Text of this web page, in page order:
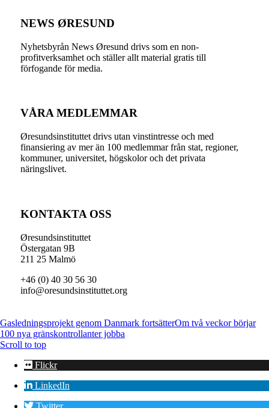
NEWS ØRESUND
Nyhetsbyrån News Øresund drivs som en non-
profitverksamhet och ställer allt material gratis till
förfogande för media.
VÅRA MEDLEMMAR
Øresundsinstituttet drivs utan vinst­intresse och med
finansiering av mer än 100 medlemmar från stat, regioner,
kommuner, universitet, högskolor och det privata
näringslivet.
KONTAKTA OSS
Øresundsinstituttet
Östergatan 9B
211 25 Malmö
+46 (0) 40 30 56 30
info@oresundsinstituttet.org
Gasledningsprojekt genom Danmark fortsätterOm två veckor börjar
100 nya gränskontrollanter jobba
Scroll to top
Flickr
LinkedIn
Twitter